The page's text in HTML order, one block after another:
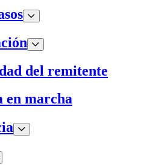
del remitente
en marcha